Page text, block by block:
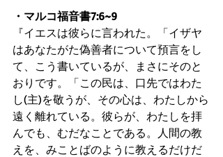
・マルコ福音書7:6~9
『イエスは彼らに言われた。「イザヤ
はあなたがた偽善者について預言をし
て、こう書いているが、まさにそのと
おりです。「この民は、口先ではわた
し(主)を敬うが、その心は、わたしから
遠く離れている。彼らが、わたしを拝
んでも、むだなことである。人間の教
えを、みことばのように教えるだけだ